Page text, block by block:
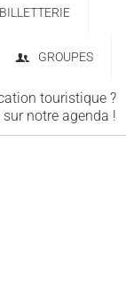
BILLETTERIE
GROUPES
touristique ?
notre agenda !